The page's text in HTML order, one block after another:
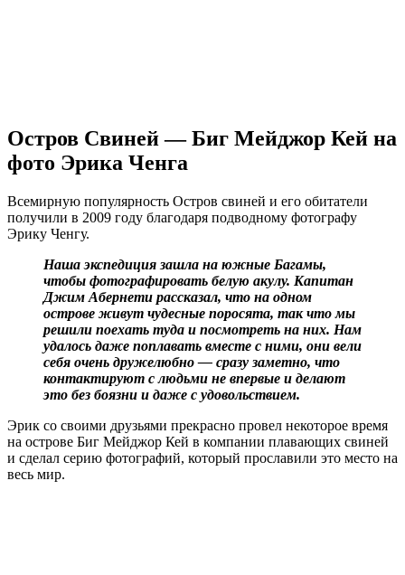
Остров Свиней — Биг Мейджор Кей на
фото Эрика Ченга
Всемирную популярность Остров свиней и его обитатели
получили в 2009 году благодаря подводному фотографу
Эрику Ченгу.
Наша экспедиция зашла на южные Багамы,
чтобы фотографировать белую акулу. Капитан
Джим Абернети рассказал, что на одном
острове живут чудесные поросята, так что мы
решили поехать туда и посмотреть на них. Нам
удалось даже поплавать вместе с ними, они вели
себя очень дружелюбно — сразу заметно, что
контактируют с людьми не впервые и делают
это без боязни и даже с удовольствием.
Эрик со своими друзьями прекрасно провел некоторое время
на острове Биг Мейджор Кей в компании плавающих свиней
и сделал серию фотографий, который прославили это место на
весь мир.